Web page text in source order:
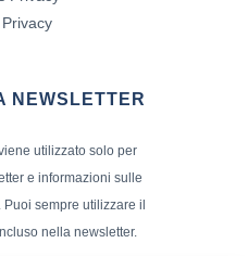
NEWSLETTER
utilizzato solo per
e informazioni sulle
sempre utilizzare il
nella newsletter.